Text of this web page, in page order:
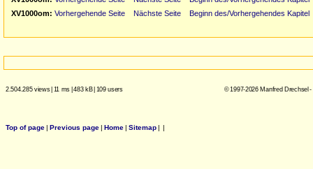
XV1000om: Vorhergehende Seite Nächste Seite Beginn des/Vorhergehendes Kapitel
2.504.285 views| 11 ms |483 kB| 109 users © 1997-2026 Manfred Drechsel
Top of page| Previous page| Home| Sitemap| |